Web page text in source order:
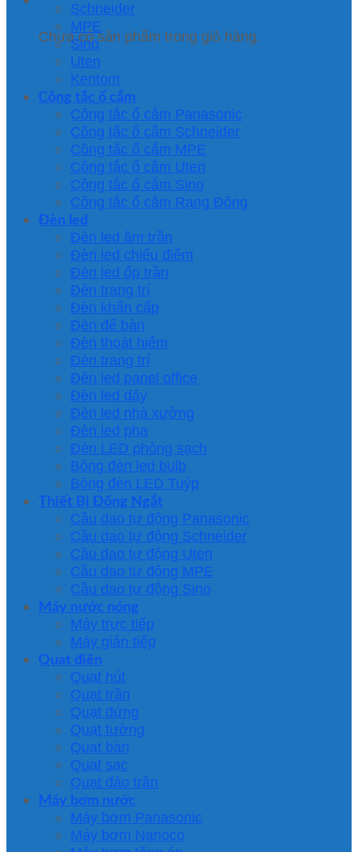
Chưa có sản phẩm trong giỏ hàng.
Schneider
MPE
Sino
Uten
Kentom
Công tắc ổ cắm
Công tắc ổ cắm Panasonic
Công tắc ổ cắm Schneider
Công tắc ổ cắm MPE
Công tắc ổ cắm Uten
Công tắc ổ cắm Sino
Công tắc ổ cắm Rạng Đông
Đèn led
Đèn led âm trần
Đèn led chiếu điểm
Đèn led ốp trần
Đèn trang trí
Đèn khẩn cấp
Đèn để bàn
Đèn thoát hiểm
Đèn trang trí
Đèn led panel office
Đèn led dây
Đèn led nhà xưởng
Đèn led pha
Đèn LED phòng sạch
Bóng đèn led bulb
Bóng đèn LED Tuýp
Thiết Bị Đống Ngắt
Cầu dao tự động Panasonic
Cầu dao tự động Schneider
Cầu dao tự động Uten
Cầu dao tự động MPE
Cầu dao tự động Sino
Máy nước nóng
Máy trực tiếp
Máy gián tiếp
Quạt điện
Quạt hút
Quạt trần
Quạt đứng
Quạt tường
Quạt bàn
Quạt sạc
Quạt đảo trần
Máy bơm nước
Máy bơm Panasonic
Máy bơm Nanoco